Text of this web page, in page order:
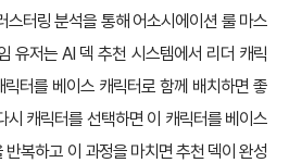
스터링 분석을 통해 어소시에이션 룰 마스
유저는 AI 덱 추천 시스템에서 리더 캐릭
터를 베이스 캐릭터로 함께 배치하면 좋
시 캐릭터를 선택하면 이 캐릭터를 베이스
복하고 이 과정을 마치면 추천 덱이 완성